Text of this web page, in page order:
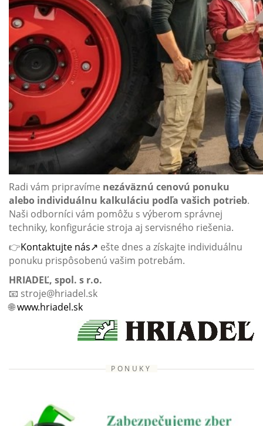
Radi vám pripravíme nezáväznú cenovú ponuku
alebo individuálnu kalkuláciu podľa vašich potrieb.
Naši odborníci vám pomôžu s výberom správnej
techniky, konfigurácie stroja aj servisného riešenia.
👉Kontaktujte nás↗ ešte dnes a získajte individuálnu
ponuku prispôsobenú vašim potrebám.
HRIADEĽ, spol. s r.o.
📧 stroje@hriadel.sk
🌐www.hriadel.sk
PONUKY